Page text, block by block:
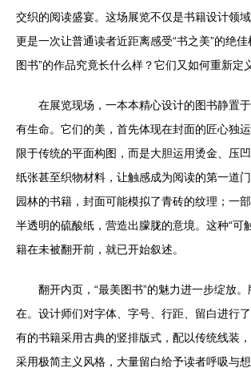
交织的阅读盛宴。这场展览不仅是书籍设计领
更是一次让普通读者近距离感受“书之美”的绝
图书”的作品究竟长什么样？它们又如何重新定
在展览现场，一本本精心设计的图书静置
有生命。它们的美，首先体现在封面的匠心独
限于传统的平面构图，而是大胆运用烫金、压
纸张甚至织物材料，让触感成为阅读的第一道
园林的书籍，封面可能模拟了青砖的纹理；一
半透明的硫酸纸，营造出朦胧的意境。这种“可
籍在未被翻开前，就已开始叙述。
翻开内页，“最美图书”的魅力进一步绽放
在。设计师们对字体、字号、行距、留白进行了
有的书籍采用古典的竖排版式，配以传统线装
采用极简主义风格，大量留白给予读者呼吸与